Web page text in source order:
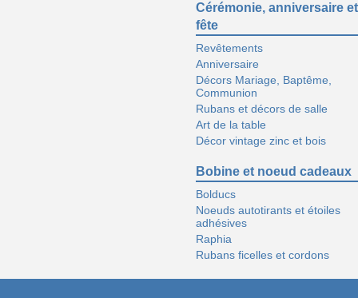
Cérémonie, anniversaire et
fête
Revêtements
Anniversaire
Décors Mariage, Baptême,
Communion
Rubans et décors de salle
Art de la table
Décor vintage zinc et bois
Bobine et noeud cadeaux
Bolducs
Noeuds autotirants et étoiles
adhésives
Raphia
Rubans ficelles et cordons